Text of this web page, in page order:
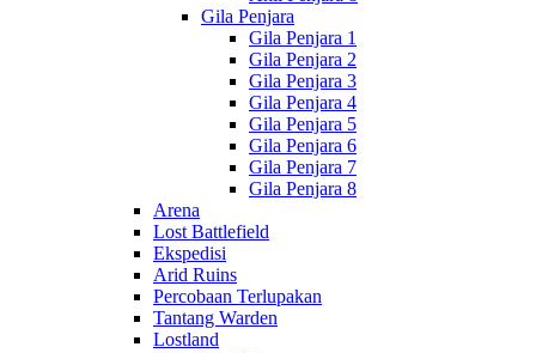
Gila Penjara
Gila Penjara 1
Gila Penjara 2
Gila Penjara 3
Gila Penjara 4
Gila Penjara 5
Gila Penjara 6
Gila Penjara 7
Gila Penjara 8
Arena
Lost Battlefield
Ekspedisi
Arid Ruins
Percobaan Terlupakan
Tantang Warden
Lostland